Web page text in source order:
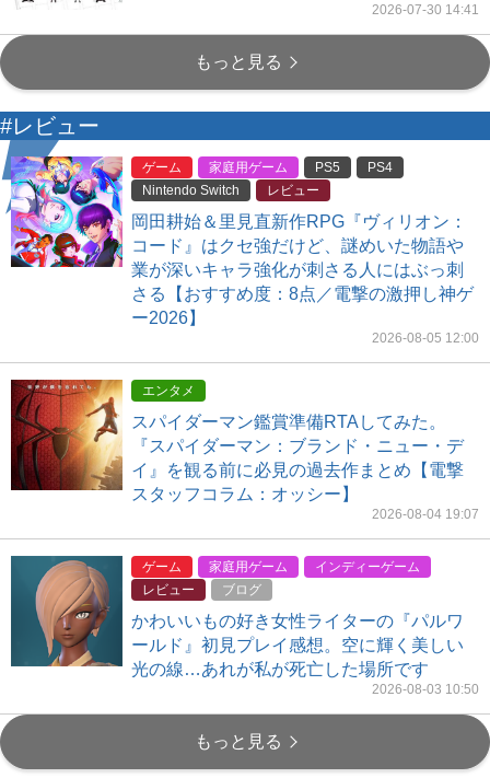
2026-07-30 14:41
もっと見る
#レビュー
ゲーム 家庭用ゲーム PS5
PS4
Nintendo Switch
レビュー
岡田耕始＆里見直新作RPG『ヴィリオン：
コード』はクセ強だけど、謎めいた物語や
業が深いキャラ強化が刺さる人にはぶっ刺
さる【おすすめ度：8点／電撃の激押し神ゲ
ー2026】
2026-08-05 12:00
エンタメ
スパイダーマン鑑賞準備RTAしてみた。
『スパイダーマン：ブランド・ニュー・デ
イ』を観る前に必見の過去作まとめ【電撃
スタッフコラム：オッシー】
2026-08-04 19:07
ゲーム 家庭用ゲーム
インディーゲーム
レビュー
ブログ
かわいいもの好き女性ライターの『パルワ
ールド』初見プレイ感想。空に輝く美しい
光の線…あれが私が死亡した場所です
2026-08-03 10:50
もっと見る